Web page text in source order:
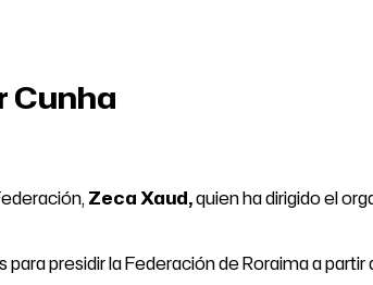
Cunha
Zeca Xaud,quien ha dirigido el
presidir la Federación de Roraima a partir